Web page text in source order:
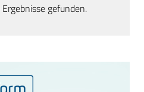
gefunden.